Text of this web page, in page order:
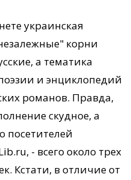
украинская
корни
а тематика
и энциклопедий
романов. Правда,
скудное, а
посетителей
- всего около трех
Кстати, в отличие от